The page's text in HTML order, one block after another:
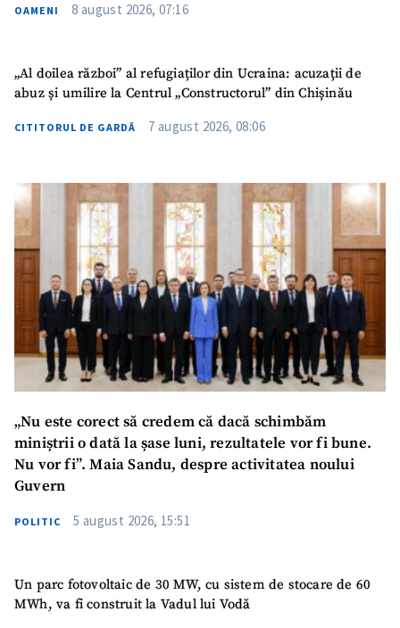
OAMENI 8 august 2026, 07:16
„Al doilea război” al refugiaților din Ucraina: acuzații de
abuz și umilire la Centrul „Constructorul” din Chișinău
CITITORUL DE GARDĂ 7 august 2026, 08:06
„Nu este corect să credem că dacă schimbăm
miniștrii o dată la șase luni, rezultatele vor fi bune.
Nu vor fi”. Maia Sandu, despre activitatea noului
Guvern
POLITIC 5 august 2026, 15:51
Un parc fotovoltaic de 30 MW, cu sistem de stocare de 60
MWh, va fi construit la Vadul lui Vodă
CONTACT SURSĂ
Email+ Emailul meu
Telefon
+ Telefon personal
Am citit și sunt de
politica de
confidențialitate.
TRIMITE ȘTIREA